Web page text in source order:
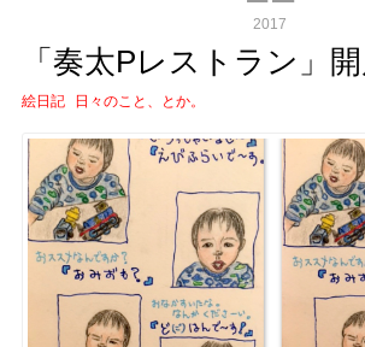
2017
「奏太Pレストラン」開
絵日記 日々のこと、とか。